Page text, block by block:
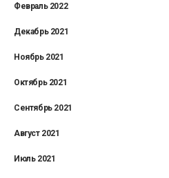
Февраль 2022
Декабрь 2021
Ноябрь 2021
Октябрь 2021
Сентябрь 2021
Август 2021
Июль 2021